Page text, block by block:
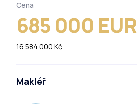
Cena
685 000 EUR
16 584 000 Kč
Makléř